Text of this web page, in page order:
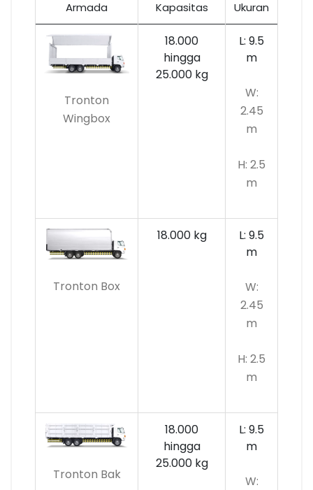
Armada Kapasitas Ukuran
Tronton
Wingbox
18.000
hingga
25.000 kg
L: 9.5
m
W:
2.45
m
H: 2.5
m
Tronton Box
18.000 kg
L: 9.5
m
W:
2.45
m
H: 2.5
m
Tronton Bak
18.000
hingga
25.000 kg
L: 9.5
m
W: